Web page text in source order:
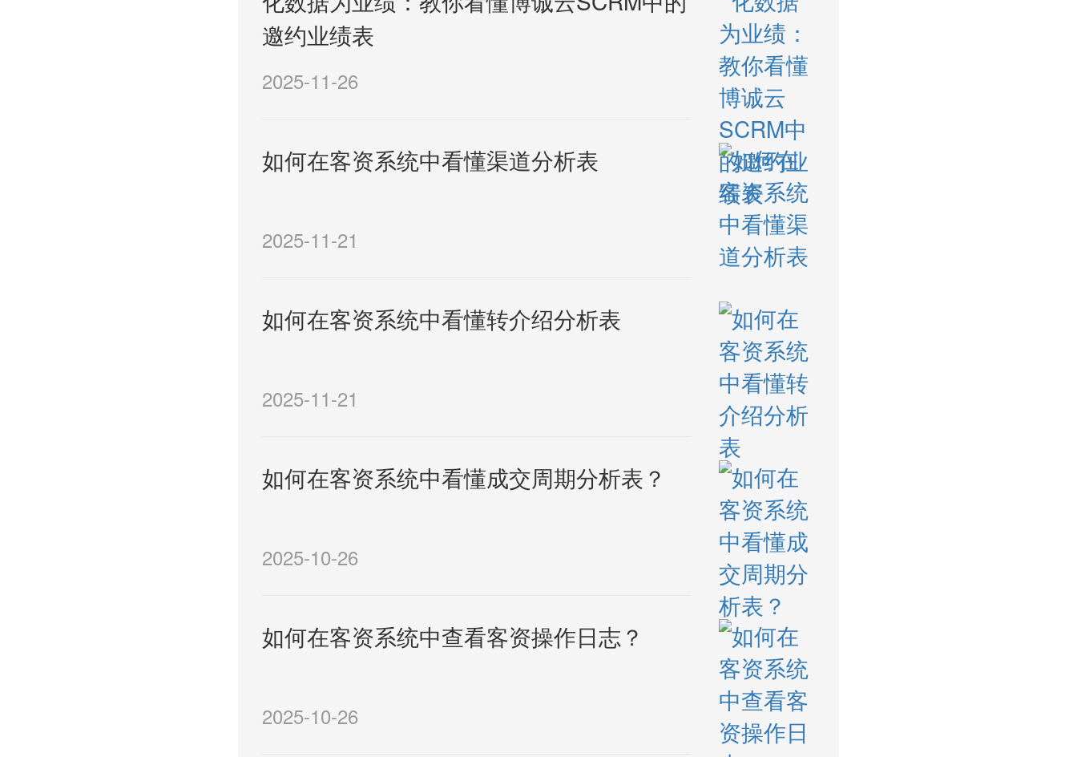
邀约业绩表
2025-11-26
如何在客资系统中看懂渠道分析表
2025-11-21
如何在客资系统中看懂转介绍分析表
2025-11-21
如何在客资系统中看懂成交周期分析表？
2025-10-26
如何在客资系统中查看客资操作日志？
2025-10-26